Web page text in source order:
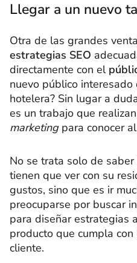
Llegar a un nuevo
Otra de las grandes
estrategias SEO
directamente con el
nuevo público
hotelera? Sin lugar a
es un trabajo que
marketingpara conocer
No se trata solo de
tienen que ver con su
gustos, sino que es ir
preocuparse por buscar
para diseñar estrategias
producto que cumpla
cliente.